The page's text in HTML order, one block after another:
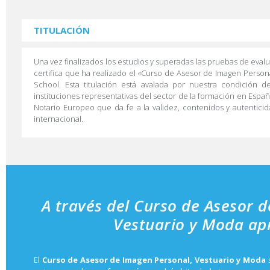
TITULACIÓN
Una vez finalizados los estudios y superadas las pruebas de
certifica que ha realizado el «Curso de Asesor de Imagen
School. Esta titulación está avalada por nuestra condición
instituciones representativas del sector de la formación en
Notario Europeo que da fe a la validez, contenidos y
internacional.
A través del Curso de Asesor
Vestuario y Moda
El Curso de Asesor de Imagen Personal, Vestuario y Moda